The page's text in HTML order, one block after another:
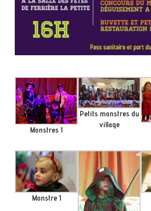
Monstres 1
Petits monstres du
village
Monstre 1